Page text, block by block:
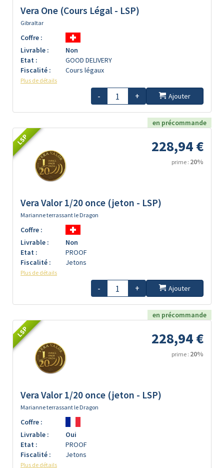
Vera One (Cours Légal - LSP)
Gibraltar
Coffre :
Livrable :
Non
Etat :
GOOD DELIVERY
Fiscalité :
Cours légaux
Plus de détails
- + Ajouter
en précommande
LSP 228,94 €
prime : 20%
Vera Valor 1/20 once (jeton - LSP)
Marianne terrassant le Dragon
Coffre :
Livrable :
Non
Etat :
PROOF
Fiscalité :
Jetons
Plus de détails
- + Ajouter
en précommande
LSP 228,94 €
prime : 20%
Vera Valor 1/20 once (jeton - LSP)
Marianne terrassant le Dragon
Coffre :
Livrable :
Oui
Etat :
PROOF
Fiscalité :
Jetons
Plus de détails